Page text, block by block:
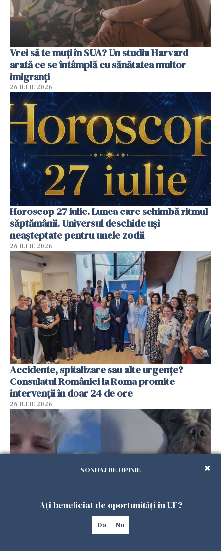
Vrei să te muți în SUA? Un studiu Harvard
arată ce se întâmplă cu sănătatea multor
imigranți
26 IULIE 2026
Horoscop 27 iulie. Lunea care schimbă ritmul
săptămânii. Universul deschide uși
neașteptate pentru unele zodii
26 IULIE 2026
Accidente, spitalizare sau alte urgențe?
Consulatul României la Roma promite
intervenții în doar 24 de ore
26 IULIE 2026
Ce a pățit o româncă în timp ce își plimba
SONDAJ DE OPINIE
Ați beneficiat de oportunități în UE?
Da Nu